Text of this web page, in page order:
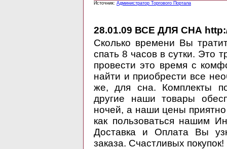
Источник: Администратор Торгового Портала
28.01.09 ВСЕ ДЛЯ СНА
Сколько времени Вы
спать 8 часов в сутки. Это
провести это время с
найти и приобрести все
же, для сна. Комплекты
другие наши товары
ночей, а наши цены
как пользоваться нашим
Доставка и Оплата Вы
заказа. Счастливых покупок!